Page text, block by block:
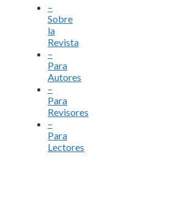
–
Sobre
la
Revista
–
Para
Autores
–
Para
Revisores
–
Para
Lectores